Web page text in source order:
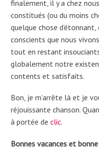
finalement, il y a chez
constitués (ou du moins
quelque chose
conscients que nous
tout en restant
globalement notre
contents et satisfaits.
Bon, je m’arrête là et je
réjouissante chanson.
à portée declic.
Bonnes vacances et